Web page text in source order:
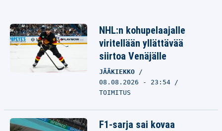
NHL:n kohupelaajalle
viritellään yllättävää
siirtoa Venäjälle
JÄÄKIEKKO
08.08.2026 - 23:54
TOIMITUS
F1-sarja sai kovaa